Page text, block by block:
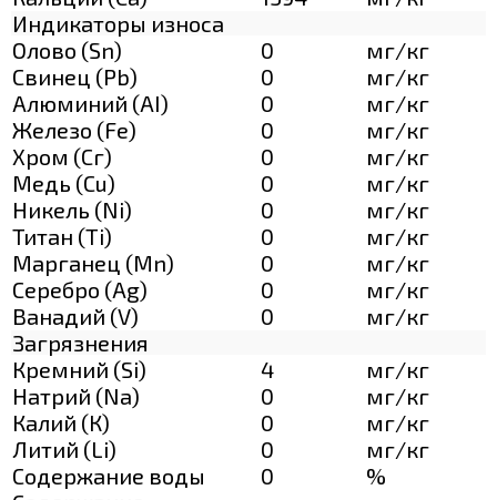
Индикаторы износа
Олово (Sn)
0
мг/кг
Свинец (Pb)
0
мг/кг
Алюминий (AI)
0
мг/кг
Железо (Fe)
0
мг/кг
Хром (Сг)
0
мг/кг
Медь (Cu)
0
мг/кг
Никель (Ni)
0
мг/кг
Титан (Ti)
0
мг/кг
Марганец (Mn)
0
мг/кг
Серебро (Ag)
0
мг/кг
Ванадий (V)
0
мг/кг
Загрязнения
Кремний (Si)
4
мг/кг
Натрий (Na)
0
мг/кг
Калий (К)
0
мг/кг
Литий (Li)
0
мг/кг
Содержание воды
0
%